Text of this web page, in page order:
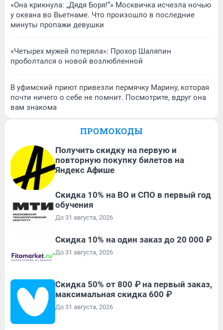
«Она крикнула: „Дядя Боря!“» Москвичка исчезла ночью
у океана во Вьетнаме. Что произошло в последние
минуты пропажи девушки
«Четырех мужей потеряла»: Прохор Шаляпин
проболтался о новой возлюбленной
В уфимский приют привезли пермячку Марину, которая
почти ничего о себе не помнит. Посмотрите, вдруг она
вам знакома
ПРОМОКОДЫ
Получить скидку на первую и
повторную покупку билетов на
Яндекс Афише
Скидка 10% на ВО и СПО в первый год
обучения
До 31 августа, 2026
Скидка 10% на один заказ до 20 000 ₽
До 31 августа, 2026
Скидка 50% от 800 ₽ на первый заказ,
максимальная скидка 600 ₽
До 31 августа, 2026